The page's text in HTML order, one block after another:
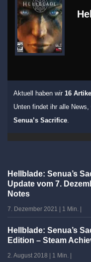
Aktuell haben wir 16 Artikel
Unten findet ihr alle
Senua’s Sacrifice.
Hellblade: Senua’s
Update vom 7.
Notes
7. Dezember 2021 1 Min.
Hellblade: Senua’s
Edition – Steam
2. August 2018 1 Min.